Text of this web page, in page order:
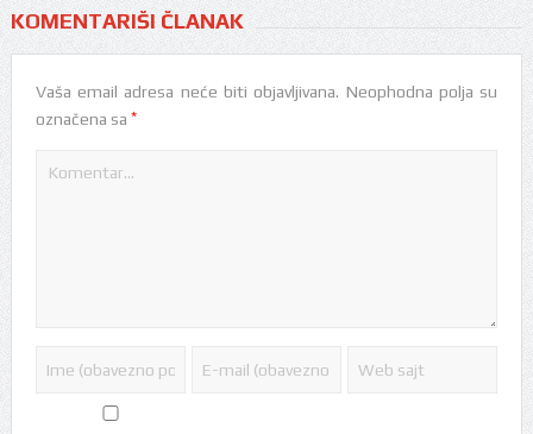
KOMENTARIŠI ČLANAK
Vaša email adresa neće biti objavljivana. Neophodna polja su
označena sa *